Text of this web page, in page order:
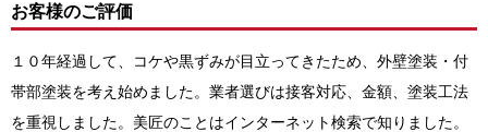
お客様のご評価
１０年経過して、コケや黒ずみが目立ってきたため、外壁塗装・付
帯部塗装を考え始めました。業者選びは接客対応、金額、塗装工法
を重視しました。美匠のことはインターネット検索で知りました。